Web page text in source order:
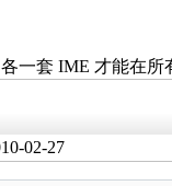
一套 IME 才能在
02-27